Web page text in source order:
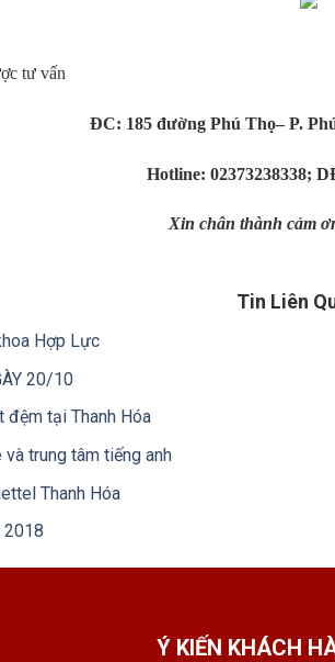
tư vấn
ĐC: 185 đường Phú Thọ– P.
Hotline: 02373238338;
Xin chân thành cảm
Tin Liên
Hợp Lực
20/10
tại Thanh Hóa
trung tâm tiếng anh
Thanh Hóa
2018
Ý KIẾN KHÁCH